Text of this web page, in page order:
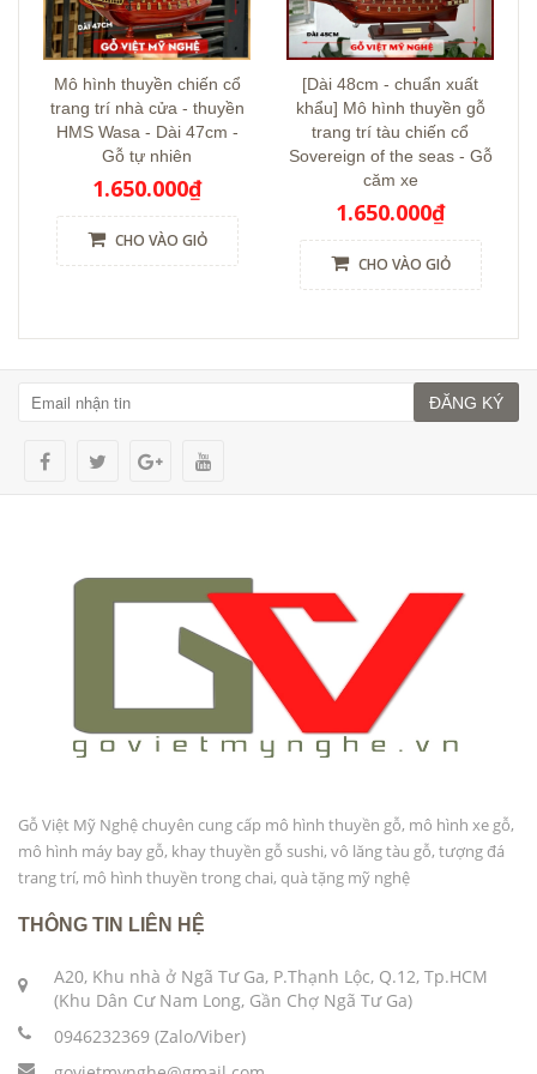
Mô hình thuyền chiến cổ
trang trí nhà cửa - thuyền
HMS Wasa - Dài 47cm -
Gỗ tự nhiên
1.650.000₫
CHO VÀO GIỎ
[Dài 48cm - chuẩn xuất
khẩu] Mô hình thuyền gỗ
trang trí tàu chiến cổ
Sovereign of the seas - Gỗ
căm xe
1.650.000₫
CHO VÀO GIỎ
ĐĂNG KÝ
Gỗ Việt Mỹ Nghệ chuyên cung cấp mô hình thuyền gỗ, mô hình xe gỗ,
mô hình máy bay gỗ, khay thuyền gỗ sushi, vô lăng tàu gỗ, tượng đá
trang trí, mô hình thuyền trong chai, quà tặng mỹ nghệ
THÔNG TIN LIÊN HỆ
A20, Khu nhà ở Ngã Tư Ga, P.Thạnh Lộc, Q.12, Tp.HCM
(Khu Dân Cư Nam Long, Gần Chợ Ngã Tư Ga)
0946232369 (Zalo/Viber)